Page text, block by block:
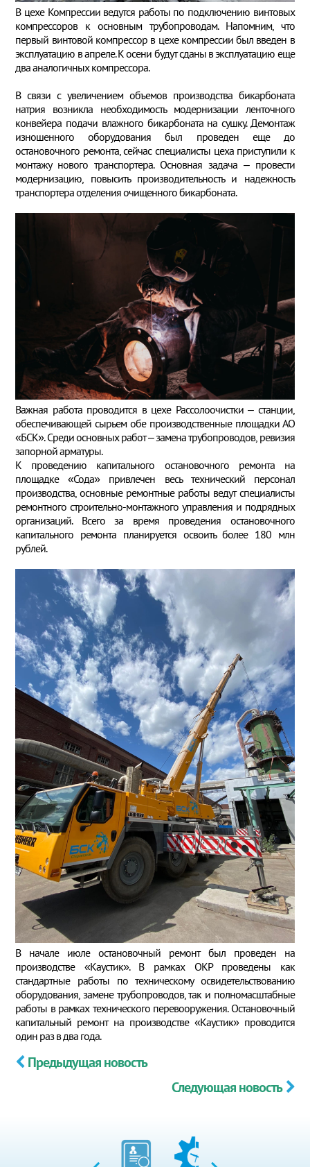
В цехе Компрессии ведутся работы по подключению винтовых
компрессоров к основным трубопроводам. Напомним, что
первый винтовой компрессор в цехе компрессии был введен в
эксплуатацию в апреле. К осени будут сданы в эксплуатацию еще
два аналогичных компрессора.
В связи с увеличением объемов производства бикарбоната
натрия возникла необходимость модернизации ленточного
конвейера подачи влажного бикарбоната на сушку. Демонтаж
изношенного оборудования был проведен еще до
остановочного ремонта, сейчас специалисты цеха приступили к
монтажу нового транспортера. Основная задача – провести
модернизацию, повысить производительность и надежность
транспортера отделения очищенного бикарбоната.
Важная работа проводится в цехе Рассолоочистки – станции,
обеспечивающей сырьем обе производственные площадки АО
«БСК». Среди основных работ – замена трубопроводов, ревизия
запорной арматуры.
К проведению капитального остановочного ремонта на
площадке «Сода» привлечен весь технический персонал
производства, основные ремонтные работы ведут специалисты
ремонтного строительно-монтажного управления и подрядных
организаций. Всего за время проведения остановочного
капитального ремонта планируется освоить более 180 млн
рублей.
В начале июле остановочный ремонт был проведен на
производстве «Каустик». В рамках ОКР проведены как
стандартные работы по техническому освидетельствованию
оборудования, замене трубопроводов, так и полномасштабные
работы в рамках технического перевооружения. Остановочный
капитальный ремонт на производстве «Каустик» проводится
один раз в два года.
Предыдущая новость
Следующая новость